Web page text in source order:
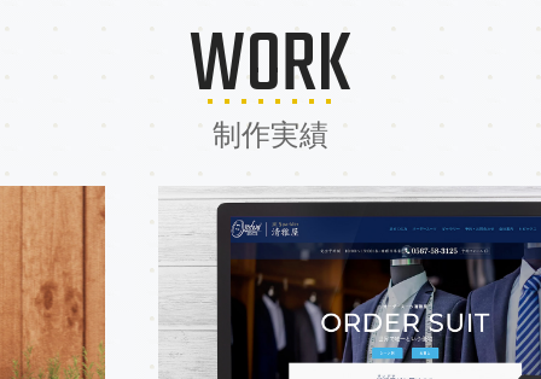
WORK
制作実績